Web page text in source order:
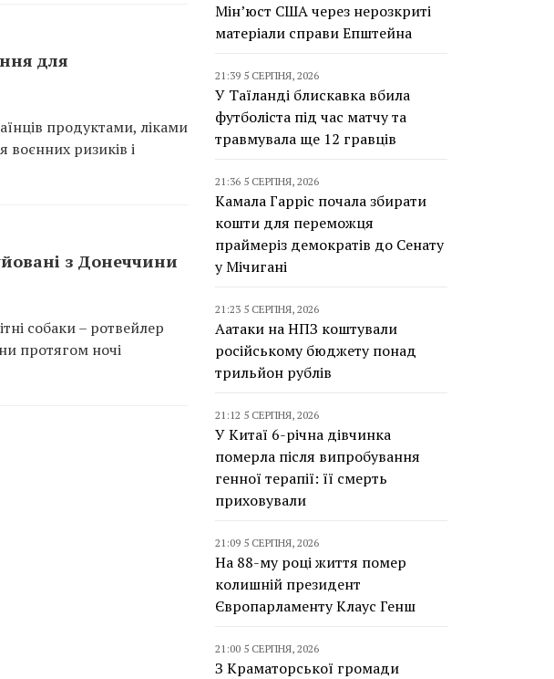
для
продуктами, ліками
ризиків і
з Донеччини
собаки – ротвейлер
протягом ночі
Мін’юст США через нерозкриті
матеріали справи Епштейна
21:39 5 СЕРПНЯ, 2026
У Таїланді блискавка вбила
футболіста під час матчу та
травмувала ще 12 гравців
21:36 5 СЕРПНЯ, 2026
Камала Гарріс почала збирати
кошти для переможця
праймеріз демократів до Сенату
у Мічигані
21:23 5 СЕРПНЯ, 2026
Аатаки на НПЗ коштували
російському бюджету понад
трильйон рублів
21:12 5 СЕРПНЯ, 2026
У Китаї 6-річна дівчинка
померла після випробування
генної терапії: її смерть
приховували
21:09 5 СЕРПНЯ, 2026
На 88-му році життя помер
колишній президент
Європарламенту Клаус Генш
21:00 5 СЕРПНЯ, 2026
З Краматорської громади